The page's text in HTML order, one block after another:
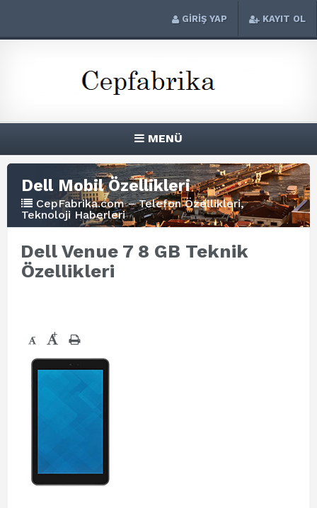
GİRİŞ YAP KAYIT OL
MENÜ
Dell Mobil Özellikleri
CepFabrika.com – Telefon Özellikleri,
Teknoloji Haberleri
Dell Venue 7 8 GB Teknik
Özellikleri
- +